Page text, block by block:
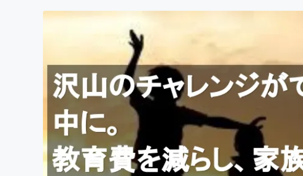
アート・写真
テクノロジー・ガジェット ゲー
映像・映画 書籍
ビジネス・起業
まちづくり・地域活性化